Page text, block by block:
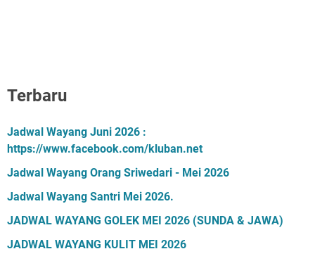
Terbaru
Jadwal Wayang Juni 2026 :
https://www.facebook.com/kluban.net
Jadwal Wayang Orang Sriwedari - Mei 2026
Jadwal Wayang Santri Mei 2026.
JADWAL WAYANG GOLEK MEI 2026 (SUNDA & JAWA)
JADWAL WAYANG KULIT MEI 2026